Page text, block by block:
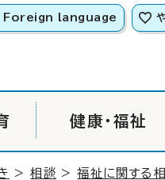
Foreign language
健康・福祉
>相談 >福祉に関する